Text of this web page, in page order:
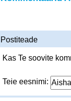
Postiteade
Kas Te soovite
Teie eesnimi: